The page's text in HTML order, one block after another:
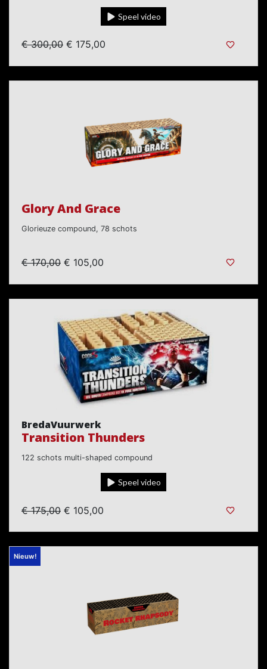
Speel video
€ 300,00 € 175,00
Glory And Grace
Glorieuze compound, 78 schots
€ 170,00 € 105,00
BredaVuurwerk
Transition Thunders
122 schots multi-shaped compound
Speel video
€ 175,00 € 105,00
Nieuw!